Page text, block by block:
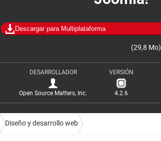
Descargar para Multiplataforma
(29,8 Mo)
DESARROLLADOR
Open Source Matters, Inc.
VERSIÓN
4.2.6
Diseño y desarrollo web